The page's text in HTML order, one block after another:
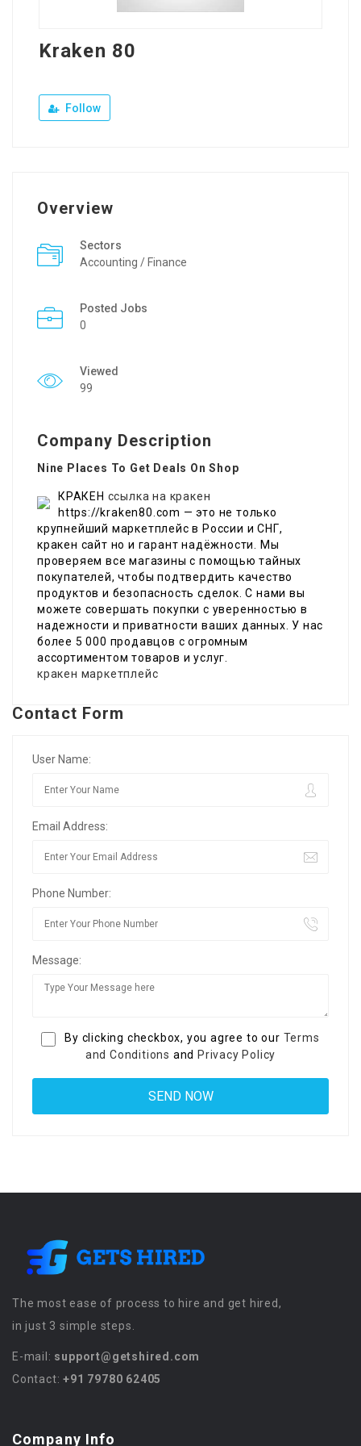
Kraken 80
Follow
Overview
Sectors
Accounting / Finance
Posted Jobs
0
Viewed
99
Company Description
Nine Places To Get Deals On Shop
КРАКЕН ссылка на кракен
https://kraken80.com — это не только
крупнейший маркетплейс в России и СНГ,
кракен сайт но и гарант надёжности. Мы
проверяем все магазины с помощью тайных
покупателей, чтобы подтвердить качество
продуктов и безопасность сделок. С нами вы
можете совершать покупки с уверенностью в
надежности и приватности ваших данных. У нас
более 5 000 продавцов с огромным
ассортиментом товаров и услуг.
кракен маркетплейс
Contact Form
User Name:
Email Address:
Phone Number:
Message:
By clicking checkbox, you agree to our Terms
and Conditions and Privacy Policy
The most ease of process to hire and get hired,
in just 3 simple steps.
E-mail: support@getshired.com
Contact:+91 79780 62405
Company Info